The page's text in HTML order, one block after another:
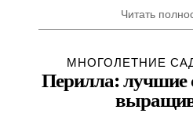
Читать
МНОГОЛЕТНИЕ
Перилла: лучшие